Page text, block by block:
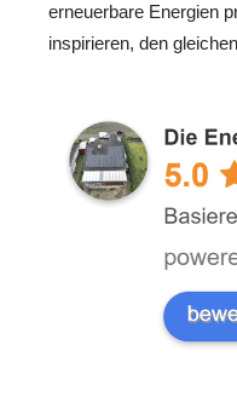
erneuerbare Energien
inspirieren, den